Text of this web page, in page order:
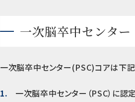
一次脳卒中センタ
一次脳卒中センター(PSC)コアは下
一次脳卒中センター（PSC）に認